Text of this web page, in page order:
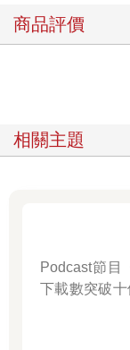
商品評價
相關主題
Podcast節目
下載數突破十
讀歷史中的